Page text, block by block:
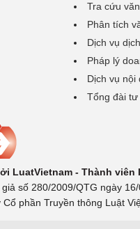
Tra cứu
Phân tích
Dịch vụ
Pháp lý
Dịch vụ nội
Tổng đài tư
LuatVietnam - Thành viên
số 280/2009/QTG ngày
phần Truyền thông Luật